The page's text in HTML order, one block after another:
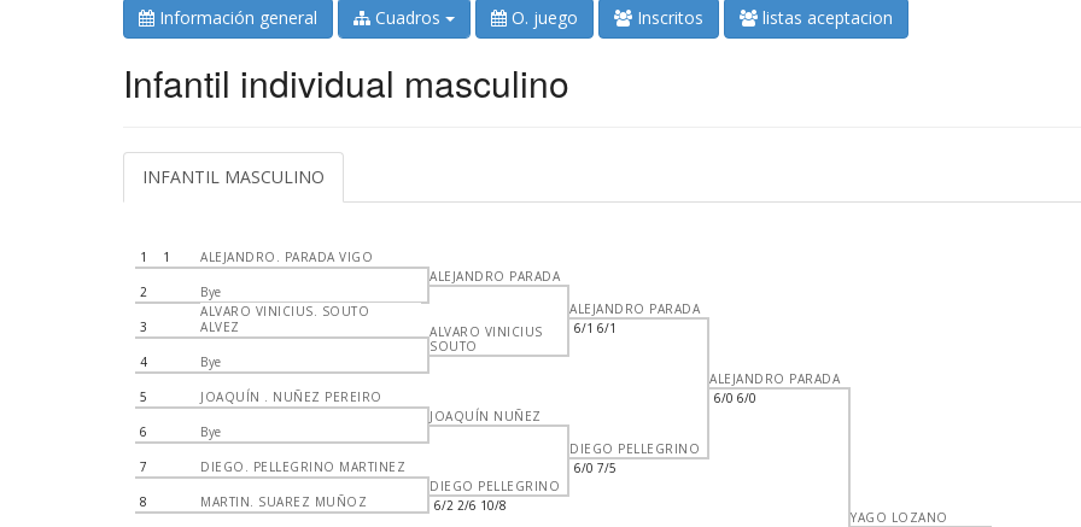
Información general Cuadros O. juego Inscritos listas aceptacion
Infantil individual masculino
INFANTIL MASCULINO
1 1 ALEJANDRO. PARADA VIGO
2 Bye
3
ALVARO VINICIUS. SOUTO
ALVEZ
4 Bye
5 JOAQUÍN . NUÑEZ PEREIRO
6 Bye
7 DIEGO. PELLEGRINO MARTINEZ
8 MARTIN. SUAREZ MUÑOZ
ALEJANDRO PARADA
ALVARO VINICIUS
SOUTO
JOAQUÍN NUÑEZ
DIEGO PELLEGRINO
6/2 2/6 10/8
ALEJANDRO PARADA
6/1 6/1
DIEGO PELLEGRINO
6/0 7/5
ALEJANDRO PARADA
6/0 6/0
YAGO LOZANO